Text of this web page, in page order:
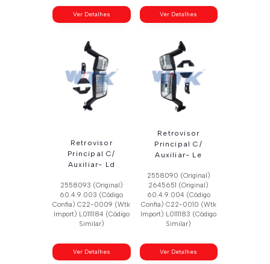
Ver Detalhes Ver Detalhes
Retrovisor
Principal C/
Auxiliar- Ld
2558093 (Original)
60.4.9.003 (Código
Confia) C22-0009 (Wtk
Import) L0111184 (Código
Similar)
Ver Detalhes
Retrovisor
Principal C/
Auxiliar- Le
2558090 (Original)
2645651 (Original)
60.4.9.004 (Código
Confia) C22-0010 (Wtk
Import) L0111183 (Código
Similar)
Ver Detalhes